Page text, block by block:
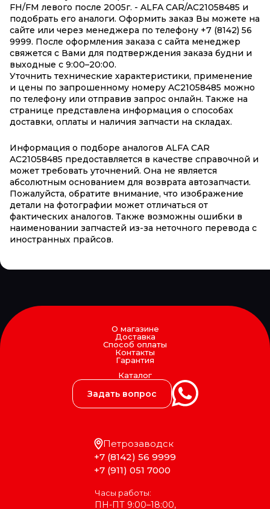
FH/FM левого после 2005г. - ALFA CAR/AC21058485 и
подобрать его аналоги. Оформить заказ Вы можете на
сайте или через менеджера по телефону +7 (8142) 56
9999. После оформления заказа с сайта менеджер
свяжется с Вами для подтверждения заказа будни и
выходные с 9:00–20:00.
Уточнить технические характеристики, применение
и цены по запрошенному номеру AC21058485 можно
по телефону или отправив запрос онлайн. Также на
странице представлена информация о способах
доставки, оплаты и наличия запчасти на складах.
Информация о подборе аналогов ALFA CAR
AC21058485 предоставляется в качестве справочной и
может требовать уточнений. Она не является
абсолютным основанием для возврата автозапчасти.
Пожалуйста, обратите внимание, что изображение
детали на фотографии может отличаться от
фактических аналогов. Также возможны ошибки в
наименовании запчастей из-за неточного перевода с
иностранных прайсов.
О магазине
Доставка
Способ оплаты
Контакты
Гарантия
Каталог
Петрозаводск
+7 (8142) 56 9999
+7 (911) 051 7000
Часы работы:
ПН-ПТ 9:00–18:00,
Задать вопрос